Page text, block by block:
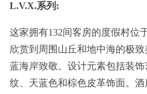
L.V.X.系列:
这家拥有132间客房的度假村位
欣赏到周围山丘和地中海的极
蓝海岸致敬。设计元素包括装
纹、天蓝色和棕色皮革饰面。